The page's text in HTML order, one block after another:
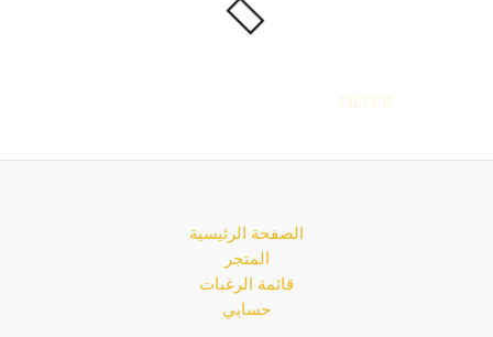
الصفحة الرئيسية
المتجر
قائمة الرغبات
حسابي